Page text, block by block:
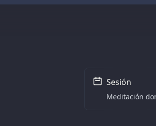
Sesión
Meditación